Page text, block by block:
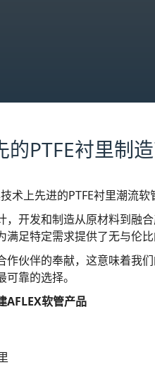
的PTFE衬里制
术上先进的PTFE衬里潮流软
开发和制造从原材料到融合
足特定需求提供了无与伦比
伙伴的奉献，这意味着我
靠的选择。
AFLEX软管产品